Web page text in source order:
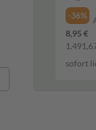
-36%
8,95 €
sofort